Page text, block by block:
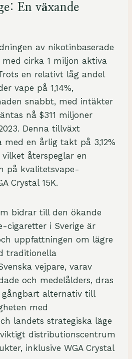
En växande
av nikotinbaserade
cirka 1 miljon aktiva
en relativt låg andel
vape på 1,14%,
snabbt, med intäkter
nå $311 miljoner
Denna tillväxt
en årlig takt på 3,12%
återspeglar en
på kvalitetsvape-
Crystal 15K.
bidrar till den ökande
cigaretter i Sverige är
uppfattningen om lägre
traditionella
vejpare, varav
och medelålders, dras
alternativ till
med
landets strategiska läge
distributionscentrum
inklusive WGA Crystal